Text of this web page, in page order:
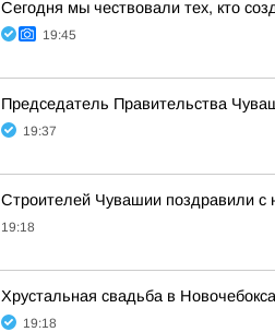
Сегодня мы чествовали тех, кто
19:45
Председатель Правительства
19:37
Строителей Чувашии поздравили
19:18
Хрустальная свадьба в
19:18